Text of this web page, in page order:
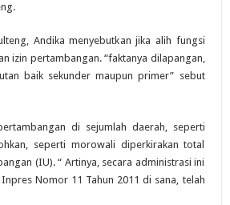
Andika menyebutkan jika alih fungsi
izin pertambangan. “faktanya dilapangan,
baik sekunder maupun primer” sebut
di sejumlah daerah, seperti
seperti morowali diperkirakan total
(IU). “ Artinya, secara administrasi ini
Nomor 11 Tahun 2011 di sana, telah